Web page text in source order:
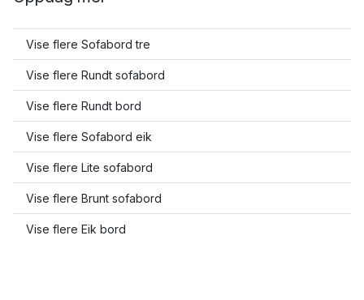
Vise flere Sofabord tre
Vise flere Rundt sofabord
Vise flere Rundt bord
Vise flere Sofabord eik
Vise flere Lite sofabord
Vise flere Brunt sofabord
Vise flere Eik bord